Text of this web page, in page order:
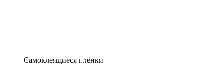
Самоклеящиеся плёнки